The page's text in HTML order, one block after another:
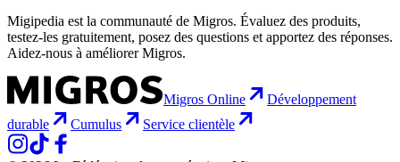
Migipedia est la communauté de Migros. Évaluez des produits,
testez-les gratuitement, posez des questions et apportez des réponses.
Aidez-nous à améliorer Migros.
Migros Online
Développement
durable
Cumulus Service clientèle